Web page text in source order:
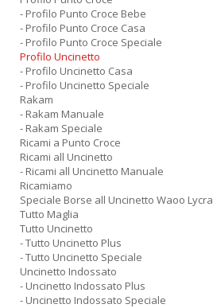
- Profilo Punto Croce Bebe
- Profilo Punto Croce Casa
- Profilo Punto Croce Speciale
Profilo Uncinetto
- Profilo Uncinetto Casa
- Profilo Uncinetto Speciale
Rakam
- Rakam Manuale
- Rakam Speciale
Ricami a Punto Croce
Ricami all Uncinetto
- Ricami all Uncinetto Manuale
Ricamiamo
Speciale Borse all Uncinetto Waoo Lycra
Tutto Maglia
Tutto Uncinetto
- Tutto Uncinetto Plus
- Tutto Uncinetto Speciale
Uncinetto Indossato
- Uncinetto Indossato Plus
- Uncinetto Indossato Speciale